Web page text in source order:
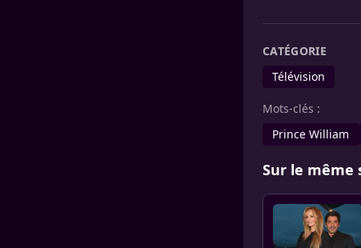
CATÉGORIE
Télévision
Mots-clés :
Prince William
Sur le même